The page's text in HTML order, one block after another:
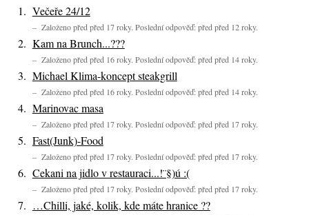
Večeře 24/12
– Založeno před před 17 roky. Poslední odpověď: před před 12 roky.
Kam na Brunch...???
– Založeno před před 16 roky. Poslední odpověď: před před 14 roky.
Michael Klima-koncept steakgrill
– Založeno před před 16 roky. Poslední odpověď: před před 14 roky.
Marinovac masa
– Založeno před před 17 roky. Poslední odpověď: před před 17 roky.
Fast(Junk)-Food
– Založeno před před 17 roky. Poslední odpověď: před před 17 roky.
Cekani na jidlo v restauraci...!¨§)ú :(
– Založeno před před 17 roky. Poslední odpověď: před před 17 roky.
…Chilli, jaké, kolik, kde máte hranice ??